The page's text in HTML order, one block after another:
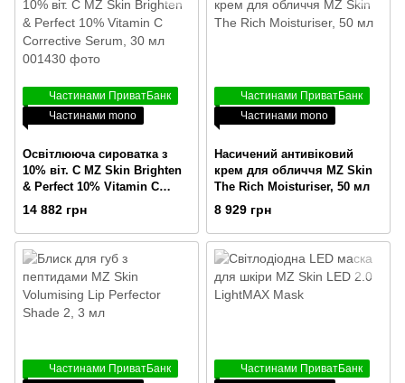
Частинами ПриватБанк
Частинами mono
Освітлююча сироватка з
10% віт. С MZ Skin Brighten
& Perfect 10% Vitamin C
Corrective Serum, 30 мл
14 882 грн
Частинами ПриватБанк
Частинами mono
Насичений антивіковий
крем для обличчя MZ Skin
The Rich Moisturiser, 50 мл
8 929 грн
Частинами ПриватБанк
Частинами ПриватБанк